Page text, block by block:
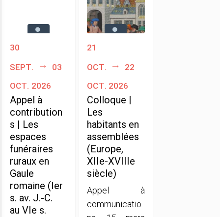
30
sept.
03
oct. 2026
Appel à
contribution
s | Les
espaces
funéraires
ruraux en
Gaule
romaine (Ier
s. av. J.-C.
au VIe s.
21
oct.
22
oct. 2026
Colloque |
Les
habitants en
assemblées
(Europe,
XIIe-XVIIIe
siècle)
Appel à
communicatio